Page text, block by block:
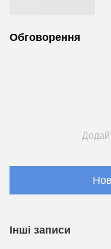
Обговорення
Інші записи